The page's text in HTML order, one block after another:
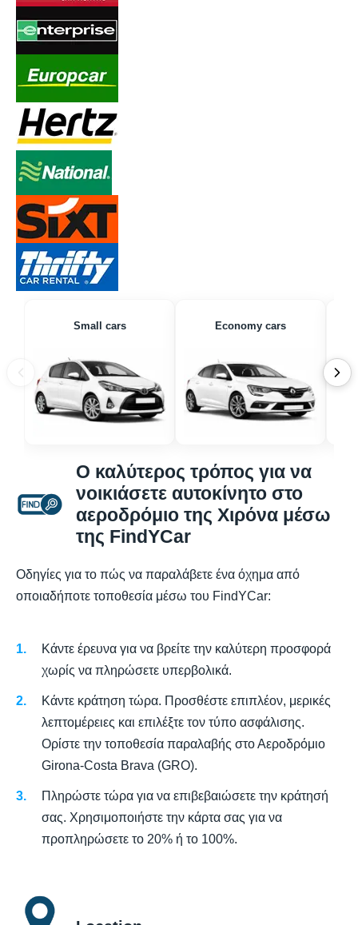
Small cars Economy cars
Ο καλύτερος τρόπος για να
νοικιάσετε αυτοκίνητο στο
αεροδρόμιο της Χιρόνα μέσω
της FindYCar
Οδηγίες για το πώς να παραλάβετε ένα όχημα από
οποιαδήποτε τοποθεσία μέσω του FindYCar:
Κάντε έρευνα για να βρείτε την καλύτερη προσφορά
χωρίς να πληρώσετε υπερβολικά.
Κάντε κράτηση τώρα. Προσθέστε επιπλέον, μερικές
λεπτομέρειες και επιλέξτε τον τύπο ασφάλισης.
Ορίστε την τοποθεσία παραλαβής στο Αεροδρόμιο
Girona-Costa Brava (GRO).
Πληρώστε τώρα για να επιβεβαιώσετε την κράτησή
σας. Χρησιμοποιήστε την κάρτα σας για να
προπληρώσετε το 20% ή το 100%.